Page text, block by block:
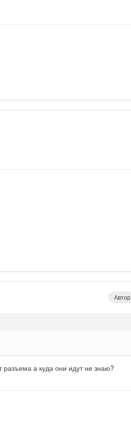
Автор
а куда они идут не знаю?